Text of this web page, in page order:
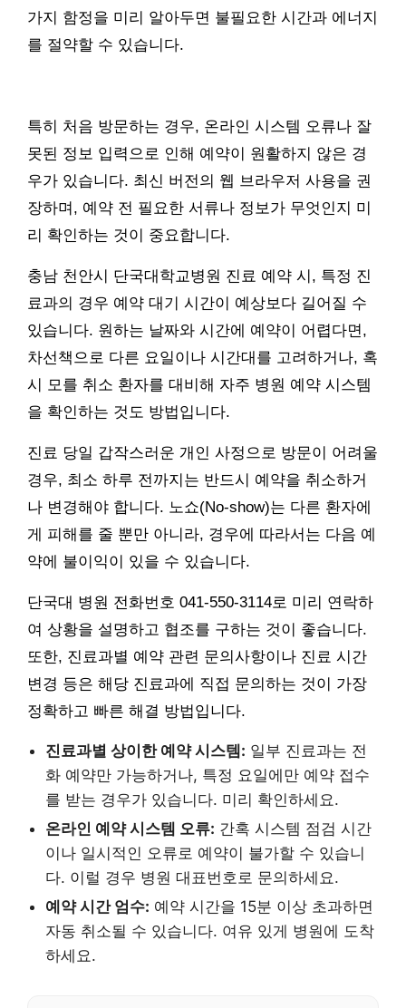
가지 함정을 미리 알아두면 불필요한 시간과 에너지
를 절약할 수 있습니다.
특히 처음 방문하는 경우, 온라인 시스템 오류나 잘
못된 정보 입력으로 인해 예약이 원활하지 않은 경
우가 있습니다. 최신 버전의 웹 브라우저 사용을 권
장하며, 예약 전 필요한 서류나 정보가 무엇인지 미
리 확인하는 것이 중요합니다.
충남 천안시 단국대학교병원 진료 예약 시, 특정 진
료과의 경우 예약 대기 시간이 예상보다 길어질 수
있습니다. 원하는 날짜와 시간에 예약이 어렵다면,
차선책으로 다른 요일이나 시간대를 고려하거나, 혹
시 모를 취소 환자를 대비해 자주 병원 예약 시스템
을 확인하는 것도 방법입니다.
진료 당일 갑작스러운 개인 사정으로 방문이 어려울
경우, 최소 하루 전까지는 반드시 예약을 취소하거
나 변경해야 합니다. 노쇼(No-show)는 다른 환자에
게 피해를 줄 뿐만 아니라, 경우에 따라서는 다음 예
약에 불이익이 있을 수 있습니다.
단국대 병원 전화번호 041-550-3114로 미리 연락하
여 상황을 설명하고 협조를 구하는 것이 좋습니다.
또한, 진료과별 예약 관련 문의사항이나 진료 시간
변경 등은 해당 진료과에 직접 문의하는 것이 가장
정확하고 빠른 해결 방법입니다.
진료과별 상이한 예약 시스템: 일부 진료과는 전
화 예약만 가능하거나, 특정 요일에만 예약 접수
를 받는 경우가 있습니다. 미리 확인하세요.
온라인 예약 시스템 오류: 간혹 시스템 점검 시간
이나 일시적인 오류로 예약이 불가할 수 있습니
다. 이럴 경우 병원 대표번호로 문의하세요.
예약 시간 엄수: 예약 시간을 15분 이상 초과하면
자동 취소될 수 있습니다. 여유 있게 병원에 도착
하세요.